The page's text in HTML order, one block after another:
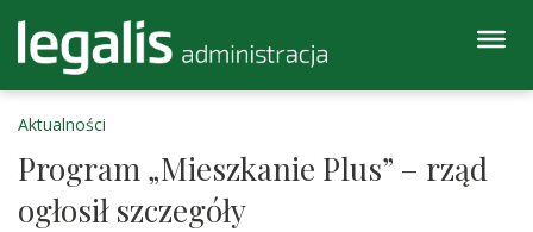
Aktualności
Program „Mieszkanie Plus” – rząd
ogłosił szczegóły